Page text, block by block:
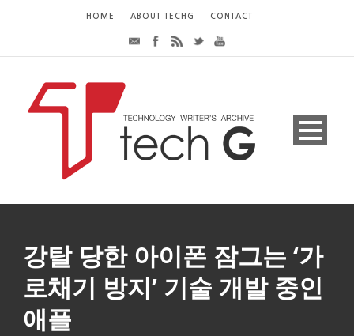
HOME ABOUT TECHG CONTACT
강탈 당한 아이폰 잠그는 ‘가
로채기 방지’ 기술 개발 중인
애플